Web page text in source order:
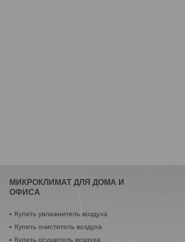
МИКРОКЛИМАТ ДЛЯ ДОМА И
ОФИСА
Купить увлажнитель воздуха
Купить очиститель воздуха
Купить осушитель воздуха